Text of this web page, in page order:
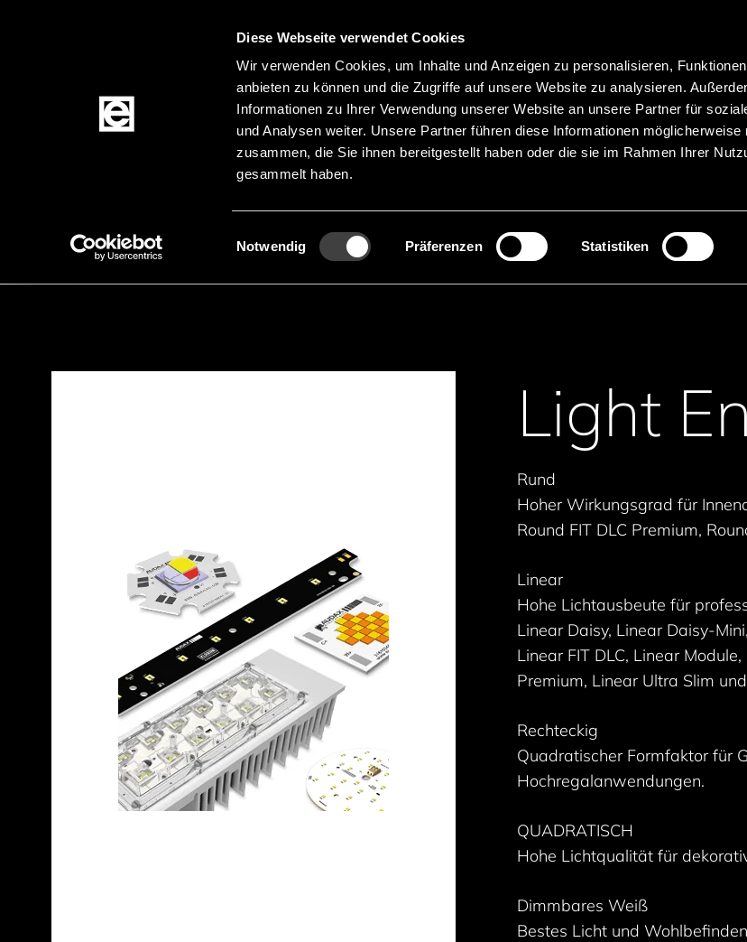
Diese Webseite verwendet Cookies
Wir verwenden Cookies, um Inhalte und Anzeigen zu personalisieren,
anbieten zu können und die Zugriffe auf unsere Website zu analysieren.
Informationen zu Ihrer Verwendung unserer Website an unsere Partner für
und Analysen weiter. Unsere Partner führen diese Informationen möglicherweise
zusammen, die Sie ihnen bereitgestellt haben oder die sie im Rahmen Ihrer
gesammelt haben.
Einwilligungsauswahl
Notwendig Präferenzen Statistiken
Zum Inhalt springen
Hauptnavigation
SprachenMenü
Suche
Merkliste
Pfadnavigation
Startseite Produkte Lichtlösungen Light Engines
Light
Rund
Hoher Wirkungsgrad für
Round FIT DLC Premium,
Linear
Hohe Lichtausbeute für
Linear Daisy, Linear Daisy-
Linear FIT DLC, Linear
Premium, Linear Ultra Slim
Rechteckig
Quadratischer Formfaktor für
Hochregalanwendungen.
QUADRATISCH
Hohe Lichtqualität für
Dimmbares Weiß
Bestes Licht und